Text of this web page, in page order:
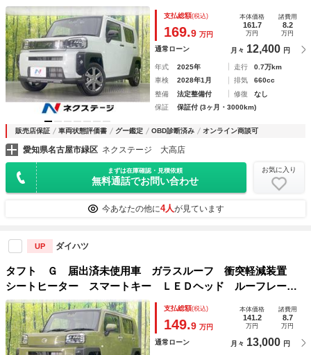
ーズ 禁煙車 ドラレコ コーナーセンサー スマートキー
ＬＥＤヘッド ルーフレール ＥＴＣ 純正１５インチアルミ
支払総額(税込)
169.9 万円
本体価格
161.7
万円
諸費用
8.2
万円
通常ローン 月々 12,400 円
年式 2025年 走行
0.7万km
車検
2028年1月 排気
660cc
整備
法定整備付 修復
なし
保証
保証付 (3ヶ月・3000km)
販売店保証 車両状態評価書 グー鑑定 OBD診断済み オンライン商談可
愛知県名古屋市緑区 ネクステージ 大高店
まずは在庫確認・見積依頼
無料通話でお問い合わせ
お気に入り
今あなたの他に4人が見ています
UP ダイハツ
タフト Ｇ 届出済未使用車 ガラスルーフ 衝突軽減装置
シートヒーター スマートキー ＬＥＤヘッド ルーフレー
ル 純正１５インチアルミ オートハイビーム オートライ
ト オートエアコン ＬＥＤフォグ
支払総額(税込)
149.9 万円
本体価格
141.2
万円
諸費用
8.7
万円
通常ローン 月々 13,000 円